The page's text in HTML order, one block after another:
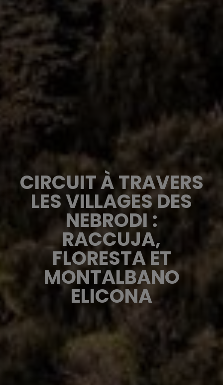
CIRCUIT À TRAVERS
LES VILLAGES DES
NEBRODI :
RACCUJA,
FLORESTA ET
MONTALBANO
ELICONA